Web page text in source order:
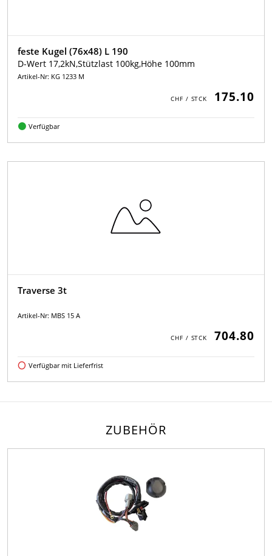
feste Kugel (76x48) L 190
D-Wert 17,2kN,Stützlast 100kg,Höhe 100mm
Artikel-Nr: KG 1233 M
175.10
Verfügbar
Traverse 3t
Artikel-Nr: MBS 15 A
704.80
Verfügbar mit Lieferfrist
ZUBEHÖR